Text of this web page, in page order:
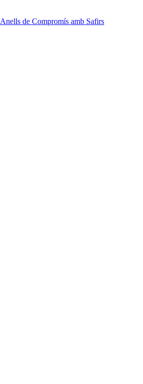
Anells de Compromís amb Safirs